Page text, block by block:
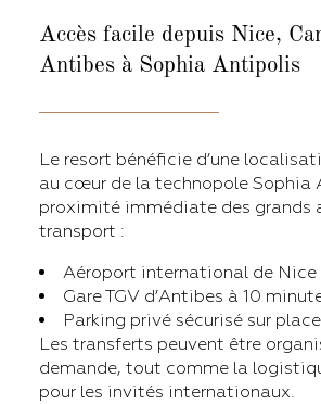
Accès facile depuis Nice,
Antibes à Sophia Antipolis
Le resort bénéficie d’une
au cœur de la technopole Sophia
proximité immédiate des grands
transport :
Aéroport international de Nice
Gare TGV d’Antibes à 10
Parking privé sécurisé sur place
Les transferts peuvent être
demande, tout comme la
pour les invités internationaux.